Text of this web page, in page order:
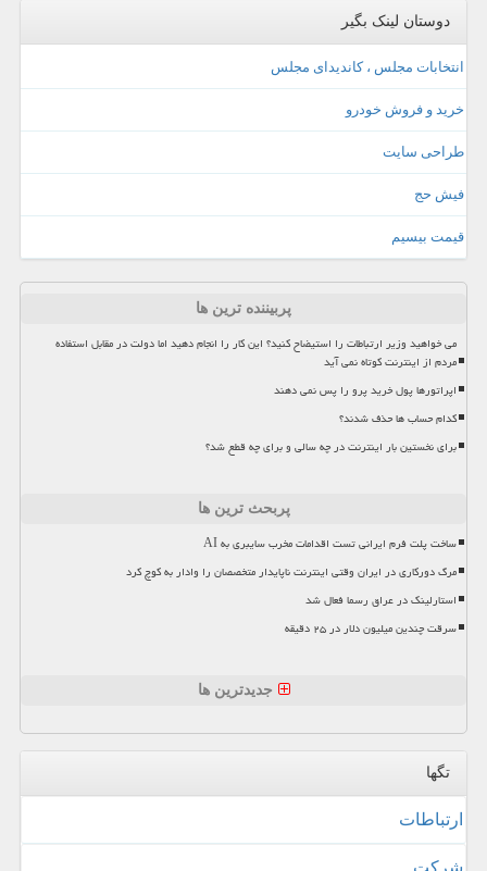
دوستان لینک بگیر
انتخابات مجلس ، کاندیدای مجلس
خرید و فروش خودرو
طراحی سایت
فیش حج
قیمت بیسیم
پربیننده ترین ها
می خواهید وزیر ارتباطات را استیضاح کنید؟ این کار را انجام دهید اما دولت در مقابل استفاده
مردم از اینترنت کوتاه نمی آید
اپراتورها پول خرید پرو را پس نمی دهند
کدام حساب ها حذف شدند؟
برای نخستین بار اینترنت در چه سالی و برای چه قطع شد؟
پربحث ترین ها
ساخت پلت فرم ایرانی تست اقدامات مخرب سایبری به AI
مرگ دورکاری در ایران وقتی اینترنت ناپایدار متخصصان را وادار به کوچ کرد
استارلینک در عراق رسما فعال شد
سرقت چندین میلیون دلار در ۲۵ دقیقه
جدیدترین ها
تگها
ارتباطات